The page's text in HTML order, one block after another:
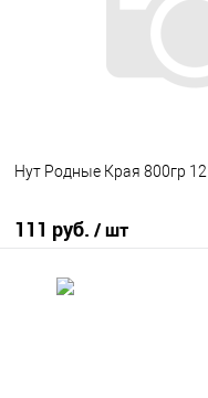
Нут Родные Края 800гр 12
111 руб. / шт